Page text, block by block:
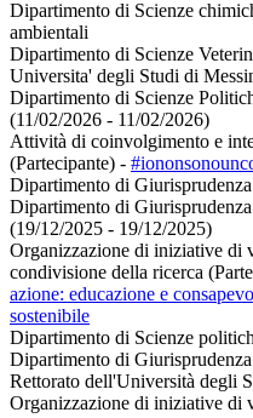
Dipartimento di Scienze
ambientali
Dipartimento di Scienze
Universita' degli Studi di
Dipartimento di Scienze
(11/02/2026 - 11/02/2026)
Attività di coinvolgimento e
(Partecipante) -
Dipartimento di Giurisprudenza
Dipartimento di
(19/12/2025 - 19/12/2025)
Organizzazione di iniziative di
condivisione della ricerca
azione: educazione e
sostenibile
Dipartimento di Scienze
Dipartimento di Giurisprudenza
Rettorato dell'Università degli
Organizzazione di iniziative di